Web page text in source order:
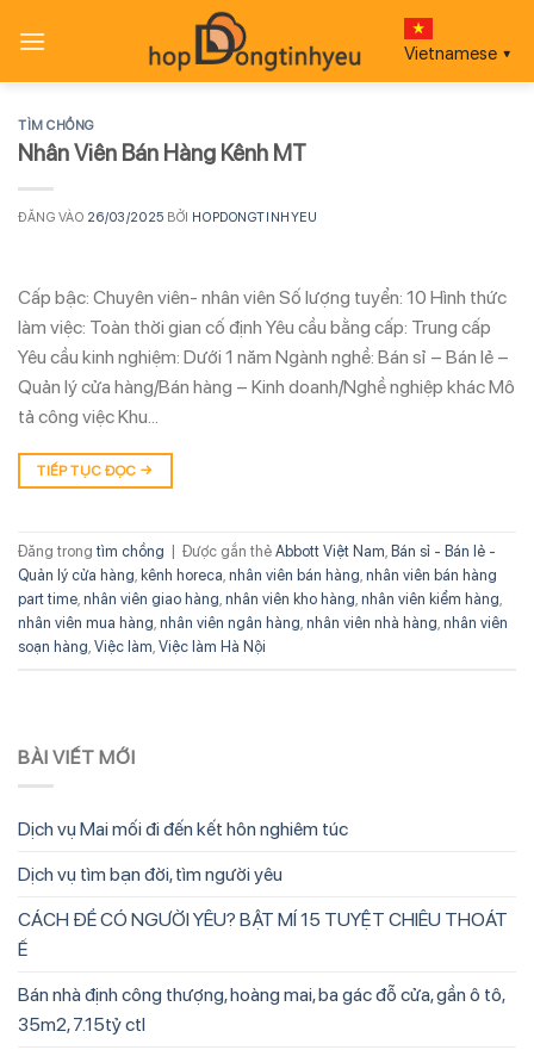
qua
Vietnamese ▼
TÌM CHỒNG
Nhân Viên Bán Hàng Kênh MT
ĐĂNG VÀO 26/03/2025 BỞI HOPDONGTINHYEU
Cấp bậc: Chuyên viên- nhân viên Số lượng tuyển: 10 Hình thức
làm việc: Toàn thời gian cố định Yêu cầu bằng cấp: Trung cấp
Yêu cầu kinh nghiệm: Dưới 1 năm Ngành nghề: Bán sỉ – Bán lẻ –
Quản lý cửa hàng/Bán hàng – Kinh doanh/Nghề nghiệp khác Mô
tả công việc Khu…
TIẾP TỤC ĐỌC →
Đăng trong tìm chồng Được gắn thẻ Abbott Việt Nam Bán sỉ - Bán lẻ -
Quản lý cửa hàng kênh horeca nhân viên bán hàng nhân viên bán hàng
part time nhân viên giao hàng nhân viên kho hàng nhân viên kiểm hàng
nhân viên mua hàng nhân viên ngân hàng nhân viên nhà hàng nhân viên
soạn hàng Việc làm Việc làm Hà Nội
BÀI VIẾT MỚI
Dịch vụ Mai mối đi đến kết hôn nghiêm túc
Dịch vụ tìm bạn đời, tìm người yêu
CÁCH ĐỂ CÓ NGƯỜI YÊU? BẬT MÍ 15 TUYỆT CHIÊU THOÁT
Ế
Bán nhà định công thượng, hoàng mai, ba gác đỗ cửa, gần ô tô,
35m2, 7.15tỷ ctl